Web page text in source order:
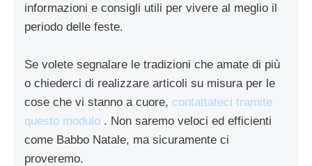
informazioni e consigli utili per vivere al meglio il
periodo delle feste.
Se volete segnalare le tradizioni che amate di più
o chiederci di realizzare articoli su misura per le
cose che vi stanno a cuore, contattateci tramite
questo modulo . Non saremo veloci ed efficienti
come Babbo Natale, ma sicuramente ci
proveremo.